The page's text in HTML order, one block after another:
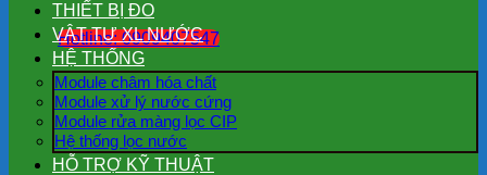
Hotline: 0909407547
THIẾT BỊ ĐO
VẬT TƯ XL NƯỚC
HỆ THỐNG
Module châm hóa chất
Module xử lý nước cứng
Module rửa màng lọc CIP
Hệ thống lọc nước
HỖ TRỢ KỸ THUẬT